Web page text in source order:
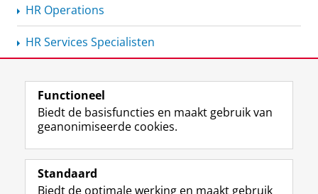
HR Operations
HR Services Specialisten
View this page in:English
Volg de RUG
F
a
L
i
R
S
I
n
Y
o
Functioneel
Biedt de basisfuncties en maakt gebruik van
geanonimiseerde cookies.
Standaard
Biedt de optimale werking en maakt gebruik